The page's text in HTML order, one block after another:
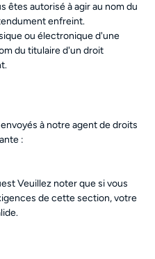
êtes autorisé à agir au nom du
enfreint.
ou électronique d'une
du titulaire d'un droit
à notre agent de droits
:
Veuillez noter que si vous
de cette section, votre